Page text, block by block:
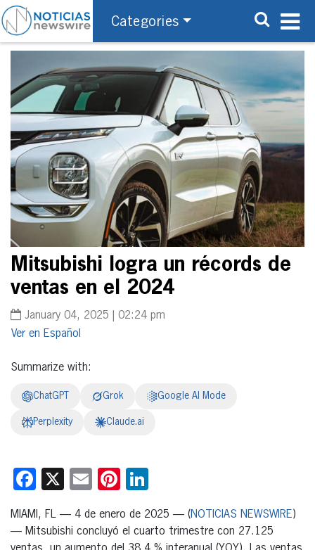
Categories
Mitsubishi logra un récords de
ventas en el 2024
January 04, 2025 | 02:24 pm
Español
Summarize with:
ChatGPT Grok Google AI Mode
Perplexity Claude.ai
Facebook
X EmailPinterest
MIAMI, FL — 4 de enero de 2025 — (NOTICIAS NEWSWIRE)
— Mitsubishi concluyó el cuarto trimestre con 27.125